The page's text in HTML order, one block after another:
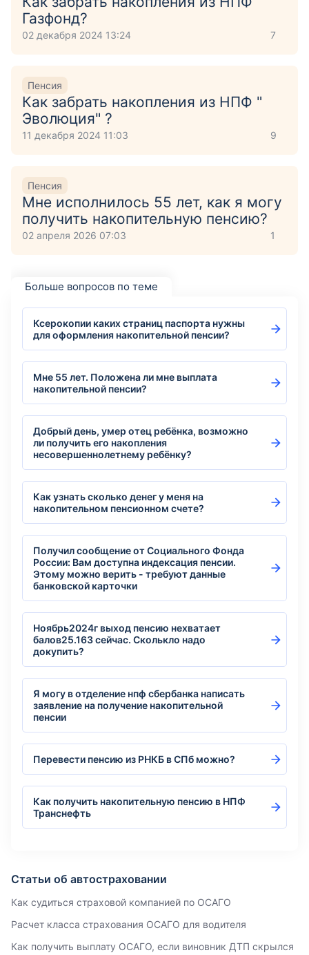
Газфонд?
02 декабря 2024 13:24 7
Пенсия
Как забрать накопления из НПФ "
Эволюция" ?
11 декабря 2024 11:03 9
Пенсия
Мне исполнилось 55 лет, как я могу
получить накопительную пенсию?
02 апреля 2026 07:03 1
Больше вопросов по теме
Ксерокопии каких страниц паспорта нужны
для оформления накопительной пенсии?
Мне 55 лет. Положена ли мне выплата
накопительной пенсии?
Добрый день, умер отец ребёнка, возможно
ли получить его накопления
несовершеннолетнему ребёнку?
Как узнать сколько денег у меня на
накопительном пенсионном счете?
Получил сообщение от Социального Фонда
России: Вам доступна индексация пенсии.
Этому можно верить - требуют данные
банковской карточки
Ноябрь2024г выход пенсию нехватает
балов25.163 сейчас. Сколькло надо
докупить?
Я могу в отделение нпф сбербанка написать
заявление на получение накопительной
пенсии
Перевести пенсию из РНКБ в СПб можно?
Как получить накопительную пенсию в НПФ
Транснефть
Статьи об автостраховании
Как судиться страховой компанией по ОСАГО
Расчет класса страхования ОСАГО для водителя
Как получить выплату ОСАГО, если виновник ДТП скрылся